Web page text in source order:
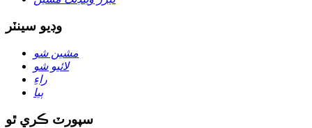
وڊيو سينٽر
مشين شو
لائيو شو
راءِ
ٻيا
سپورٽ ڪري ٿو